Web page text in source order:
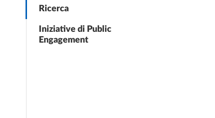
Ricerca
Iniziative di Public
Engagement